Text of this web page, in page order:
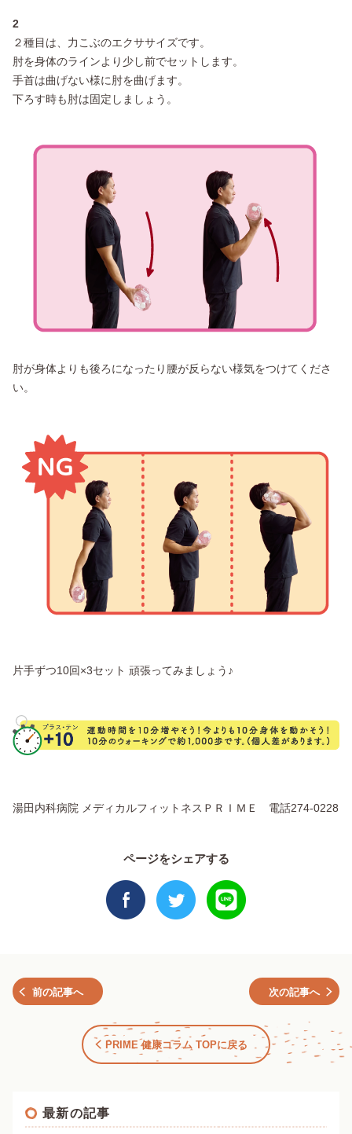
2
２種目は、力こぶのエクササイズです。
肘を身体のラインより少し前でセットします。
手首は曲げない様に肘を曲げます。
下ろす時も肘は固定しましょう。
肘が身体よりも後ろになったり腰が反らない様気をつけてくださ
い。
片手ずつ10回×3セット 頑張ってみましょう♪
湯田内科病院 メディカルフィットネスＰＲＩＭＥ 電話274-0228
ページをシェアする
前の記事へ 次の記事へ
PRIME 健康コラム TOPに戻る
最新の記事